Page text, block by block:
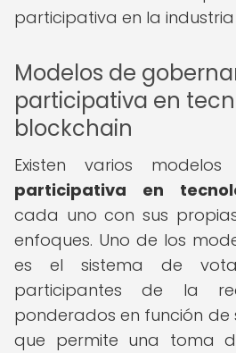
participativa en la
Modelos de
participativa en
blockchain
Existen varios
participativa en
cada uno con sus
enfoques. Uno de los
es el sistema de
participantes de la
ponderados en función de
que permite una toma